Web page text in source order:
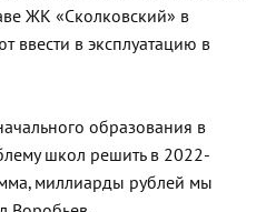
ЖК «Сколковский» в
ввести в эксплуатацию в
образования в
школ решить в 2022-
миллиарды рублей мы